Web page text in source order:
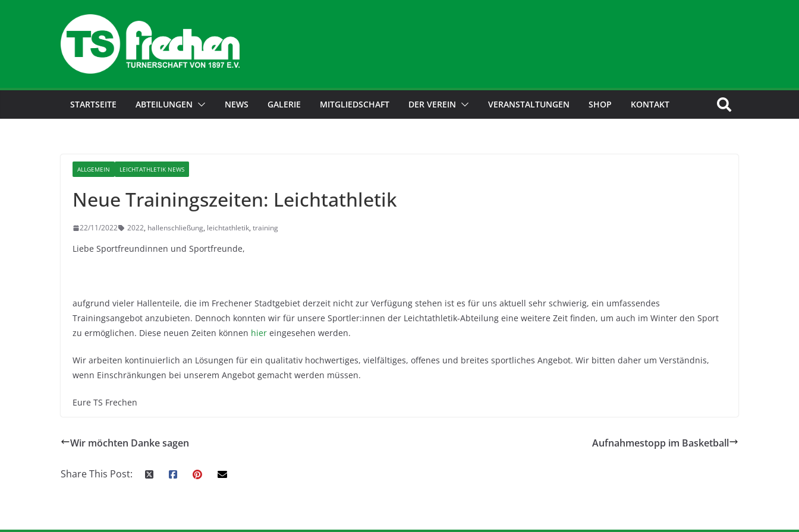
STARTSEITE ABTEILUNGEN NEWS GALERIE MITGLIEDSCHAFT DER VEREIN VERANSTALTUNGEN SHOP KONTAKT
ALLGEMEIN LEICHTATHLETIK NEWS
Neue Trainingszeiten: Leichtathletik
22/11/2022 2022, hallenschließung, leichtathletik, training
Liebe Sportfreundinnen und Sportfreunde,
aufgrund vieler Hallenteile, die im Frechener Stadtgebiet derzeit nicht zur Verfügung stehen ist es für uns aktuell sehr schwierig, ein umfassendes
Trainingsangebot anzubieten. Dennoch konnten wir für unsere Sportler:innen der Leichtathletik-Abteilung eine weitere Zeit finden, um auch im Winter den Sport
zu ermöglichen. Diese neuen Zeiten können hier eingesehen werden.
Wir arbeiten kontinuierlich an Lösungen für ein qualitativ hochwertiges, vielfältiges, offenes und breites sportliches Angebot. Wir bitten daher um Verständnis,
wenn Einschränkungen bei unserem Angebot gemacht werden müssen.
Eure TS Frechen
Wir möchten Danke sagen Aufnahmestopp im Basketball
Share This Post: